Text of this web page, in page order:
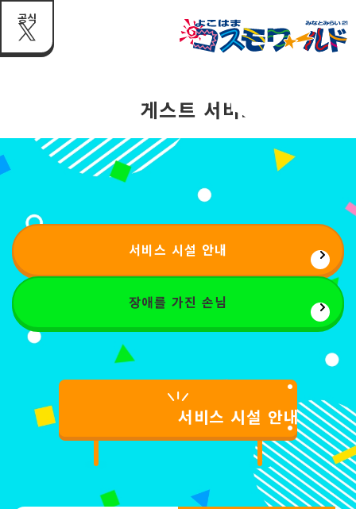
공식
게스트 서비스
서비스 시설 안내
장애를 가진 손님
서비스 시설 안내